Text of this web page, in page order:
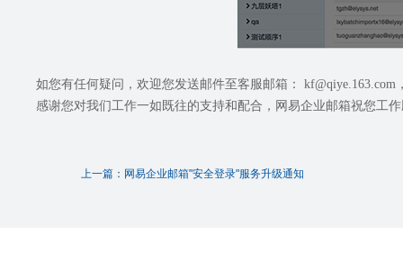
如您有任何疑问，欢迎您发送邮件至客服邮箱： kf@qiye.163.com
感谢您对我们工作一如既往的支持和配合，网易企业邮箱祝您工
上一篇：网易企业邮箱"安全登录"服务升级通知